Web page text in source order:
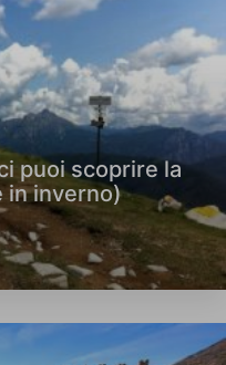
puoi scoprire la
in inverno)